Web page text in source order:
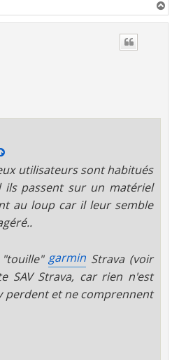
a
utilisateurs sont habitués
ils passent sur un matériel
au loup car il leur semble
garminStrava (voir
SAV Strava, car rien n'est
perdent et ne comprennent